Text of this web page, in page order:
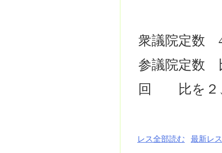
衆議院定数
参議院定数
回 比を２
レス全部読む 最新レ